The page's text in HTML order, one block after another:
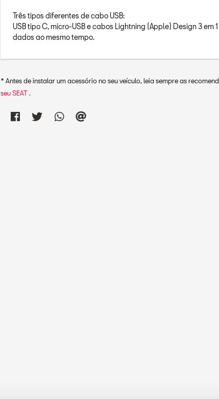
Três tipos diferentes de cabo USB:
USB tipo C, micro-USB e cabos Lightning (Apple) Design 3 em
dados ao mesmo tempo.
* Antes de instalar um acessório no seu veículo, leia sempre as
seu SEAT.